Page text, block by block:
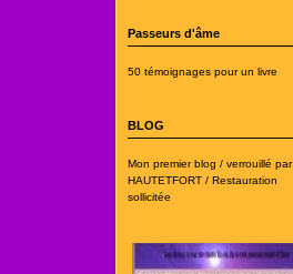
Passeurs d'âme
50 témoignages pour un livre
BLOG
Mon premier blog / verrouillé par
HAUTETFORT / Restauration
sollicitée